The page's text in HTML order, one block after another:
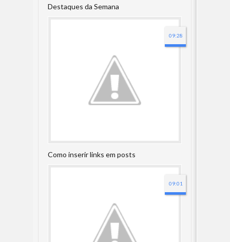
Destaques da Semana
Como inserir links em posts
09:28
09:01